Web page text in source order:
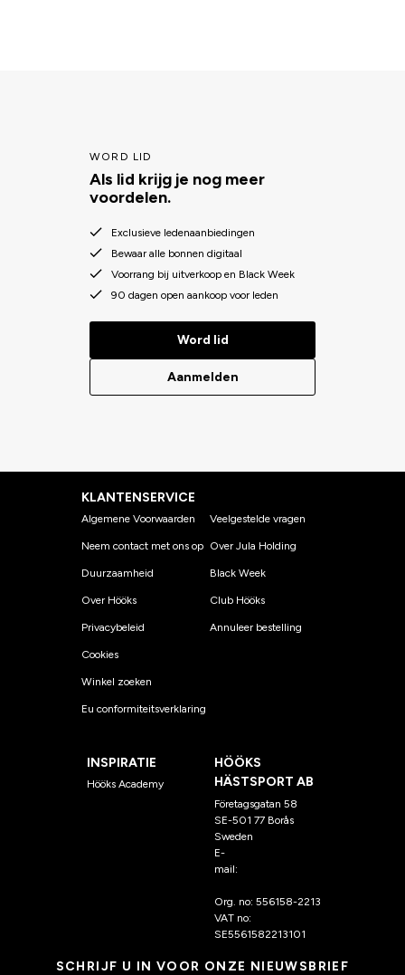
WORD LID
Als lid krijg je nog meer
voordelen.
Exclusieve ledenaanbiedingen
Bewaar alle bonnen digitaal
Voorrang bij uitverkoop en Black Week
90 dagen open aankoop voor leden
Word lid
Aanmelden
KLANTENSERVICE
Algemene Voorwaarden
Neem contact met ons op
Duurzaamheid
Over Hööks
Privacybeleid
Cookies
Winkel zoeken
Eu conformiteitsverklaring
Veelgestelde vragen
Over Jula Holding
Black Week
Club Hööks
Annuleer bestelling
INSPIRATIE
Hööks Academy
HÖÖKS
HÄSTSPORT AB
Företagsgatan 58
SE-501 77 Borås
Sweden
E-
mail:
Org. no: 556158-2213
VAT no:
SE5561582213101
SCHRIJF U IN VOOR ONZE NIEUWSBRIEF